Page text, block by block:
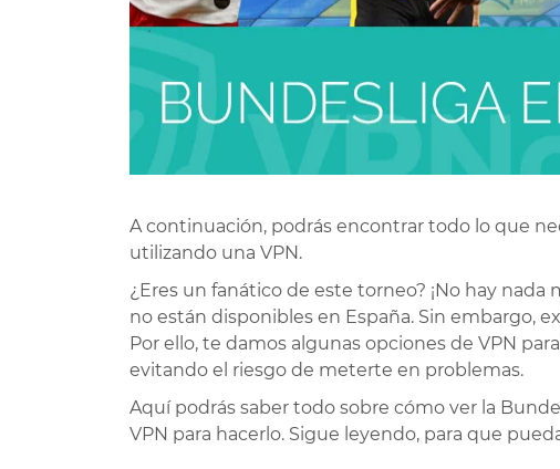
A continuación, podrás encontrar todo lo que
utilizando una VPN.
¿Eres un fanático de este torneo? ¡No hay
no están disponibles en España. Sin embargo,
Por ello, te damos algunas opciones de VPN
evitando el riesgo de meterte en problemas.
Aquí podrás saber todo sobre cómo ver la
VPN para hacerlo. Sigue leyendo, para que